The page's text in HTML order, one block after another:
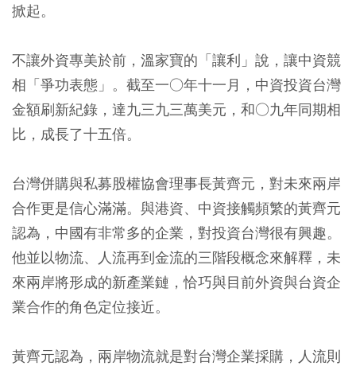
掀起。
不讓外資專美於前，溫家寶的「讓利」說，讓中資競
相「爭功表態」。截至一○年十一月，中資投資台灣
金額刷新紀錄，達九三九三萬美元，和○九年同期相
比，成長了十五倍。
台灣併購與私募股權協會理事長黃齊元，對未來兩岸
合作更是信心滿滿。與港資、中資接觸頻繁的黃齊元
認為，中國有非常多的企業，對投資台灣很有興趣。
他並以物流、人流再到金流的三階段概念來解釋，未
來兩岸將形成的新產業鏈，恰巧與目前外資與台資企
業合作的角色定位接近。
黃齊元認為，兩岸物流就是對台灣企業採購，人流則